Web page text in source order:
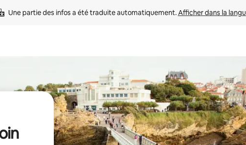
Une partie des infos a été traduite automatiquement. Afficher dans la